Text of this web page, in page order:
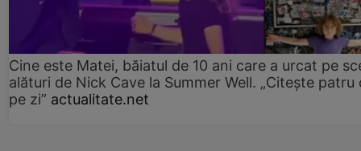
Cine este Matei, băiatul de 10 ani care a urcat pe
alături de Nick Cave la Summer Well. „Citește patru
pe zi” actualitate.net